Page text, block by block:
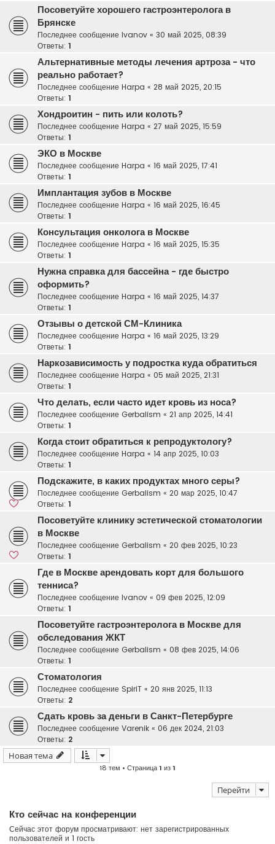
Посоветуйте хорошего гастроэнтеролога в
Брянске
Последнее сообщение Ivanov « 30 май 2025, 08:39
Ответы: 1
Альтернативные методы лечения артроза - что
реально работает?
Последнее сообщение Harpa « 28 май 2025, 20:15
Ответы: 1
Хондроитин - пить или колоть?
Последнее сообщение Harpa « 27 май 2025, 15:59
Ответы: 1
ЭКО в Москве
Последнее сообщение Harpa « 16 май 2025, 17:41
Ответы: 1
Имплантация зубов в Москве
Последнее сообщение Harpa « 16 май 2025, 16:45
Ответы: 1
Консультация онколога в Москве
Последнее сообщение Harpa « 16 май 2025, 15:35
Ответы: 1
Нужна справка для бассейна - где быстро
оформить?
Последнее сообщение Harpa « 16 май 2025, 14:37
Ответы: 1
Отзывы о детской СМ-Клиника
Последнее сообщение Harpa « 16 май 2025, 13:29
Ответы: 1
Наркозависимость у подростка куда обратиться
Последнее сообщение Harpa « 05 май 2025, 21:31
Ответы: 1
Что делать, если часто идет кровь из носа?
Последнее сообщение Gerbalism « 21 апр 2025, 14:41
Ответы: 1
Когда стоит обратиться к репродуктологу?
Последнее сообщение Harpa « 14 апр 2025, 10:03
Ответы: 1
Подскажите, в каких продуктах много серы?
Последнее сообщение Gerbalism « 20 мар 2025, 10:47
Ответы: 1
Посоветуйте клинику эстетической стоматологии
в Москве
Последнее сообщение Gerbalism « 20 фев 2025, 10:23
Ответы: 1
Где в Москве арендовать корт для большого
тенниса?
Последнее сообщение Ivanov « 09 фев 2025, 12:09
Ответы: 1
Посоветуйте гастроэнтеролога в Москве для
обследования ЖКТ
Последнее сообщение Gerbalism « 08 фев 2025, 14:06
Ответы: 1
Стоматология
Последнее сообщение SpiriT « 20 янв 2025, 11:13
Ответы: 2
Сдать кровь за деньги в Санкт-Петербурге
Последнее сообщение Varenik « 06 дек 2024, 21:03
Ответы: 2
Новая тема
18 тем • Страница1 из1
Перейти
Кто сейчас на конференции
Сейчас этот форум просматривают: нет зарегистрированных
пользователей и 1 гость